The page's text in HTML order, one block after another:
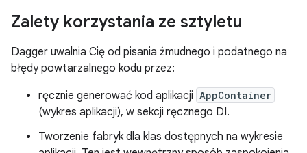
Zalety korzystania ze sztyletu
Dagger uwalnia Cię od pisania żmudnego i podatnego na
błędy powtarzalnego kodu przez:
ręcznie generować kod aplikacji AppContainer
(wykres aplikacji), w sekcji ręcznego DI.
Tworzenie fabryk dla klas dostępnych na wykresie